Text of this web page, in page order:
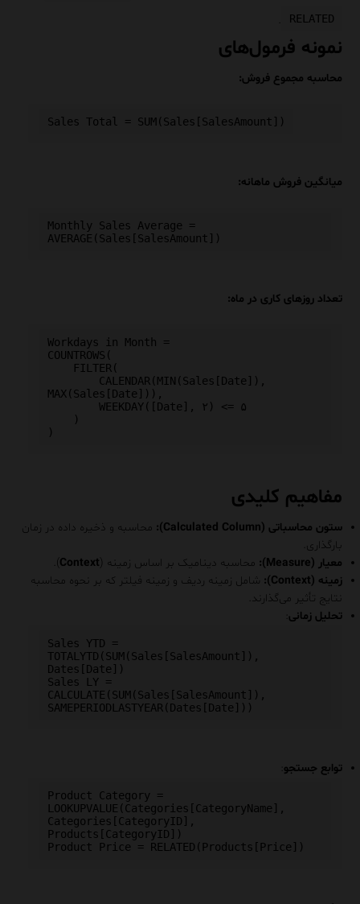
RELATED
نمونه فرمول‌های
محاسبه مجموع فروش:
میانگین فروش ماهانه:
Monthly Sales Average =
تعداد روزهای کاری در ماه:
Workdays in Month =
COUNTROWS(
MAX(Sales[Date])),
مفاهیم کلیدی
ستون محاسباتی (Calculated Column
): محاسبه و ذخیره داده در زمان
بارگذاری.
معیار (Measure):
محاسبه دینامیک بر اساس زمینه (Context
).
زمینه (Context):
شامل زمینه ردیف و زمینه فیلتر که بر نحوه محاسبه
نتایج تأثیر می‌گذارند.
تحلیل زمانی
Sales YTD =
TOTALYTD(SUM(Sales[SalesAmount]),
Dates[Date])
Sales LY =
CALCULATE(SUM(Sales[SalesAmount]),
توابع جستجو
Product Category =
LOOKUPVALUE(Categories[CategoryName],
Categories[CategoryID],
Products[CategoryID])